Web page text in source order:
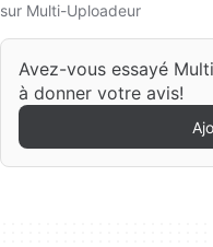
sur Multi-Uploadeur
Avez-vous essayé
à donner votre avis!